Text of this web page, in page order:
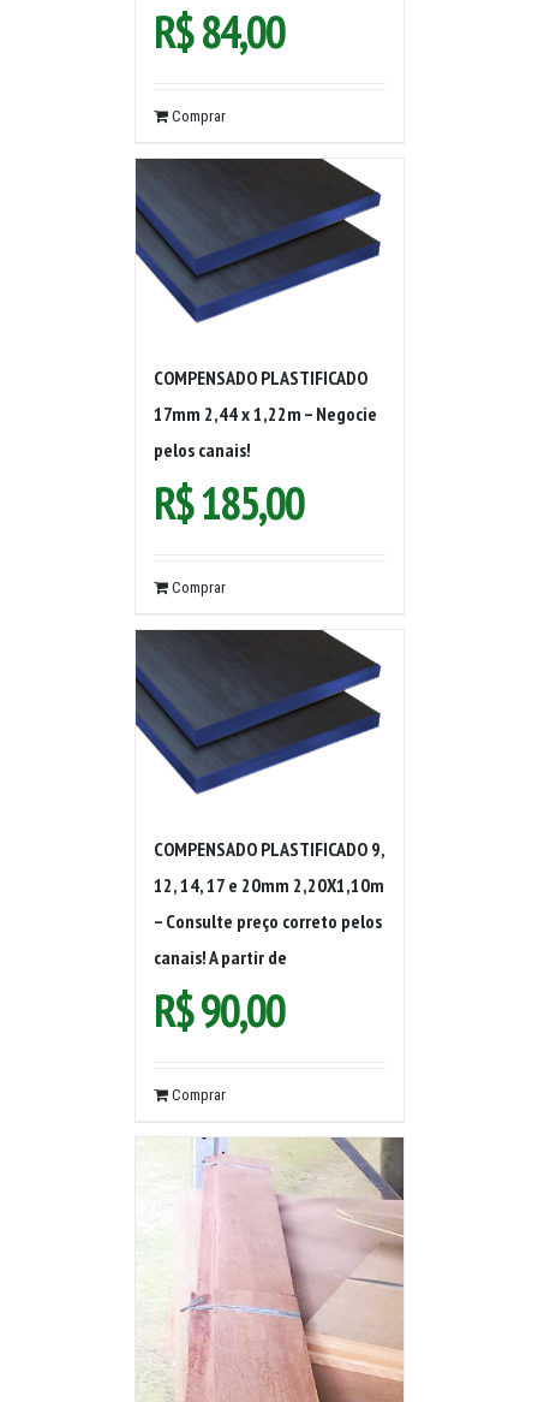
R$84,00
Comprar
COMPENSADO PLASTIFICADO
17mm 2,44 x 1,22m – Negocie
pelos canais!
R$185,00
Comprar
COMPENSADO PLASTIFICADO 9,
12, 14, 17 e 20mm 2,20X1,10m
– Consulte preço correto pelos
canais! A partir de
R$90,00
Comprar